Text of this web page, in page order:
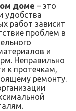
доме – это
удобства
работ зависит
проблем в
и
Неправильно
к протечкам,
ремонту.